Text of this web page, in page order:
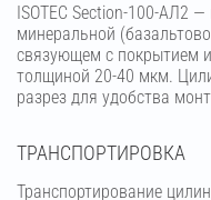
ISOTEC Section-100-АЛ2
минеральной
связующем с покрытием
толщиной 20-40 мкм.
разрез для удобства
ТРАНСПОРТИРОВКА
Транспортирование